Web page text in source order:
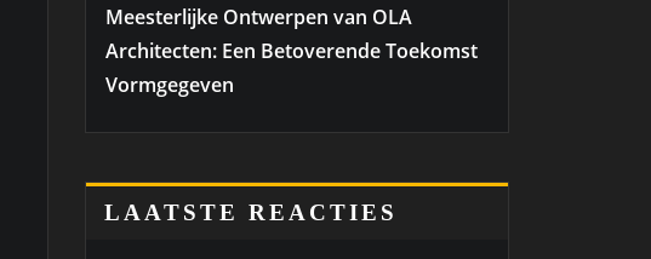
Meesterlijke Ontwerpen van OLA
Architecten: Een Betoverende Toekomst
Vormgegeven
LAATSTE REACTIES